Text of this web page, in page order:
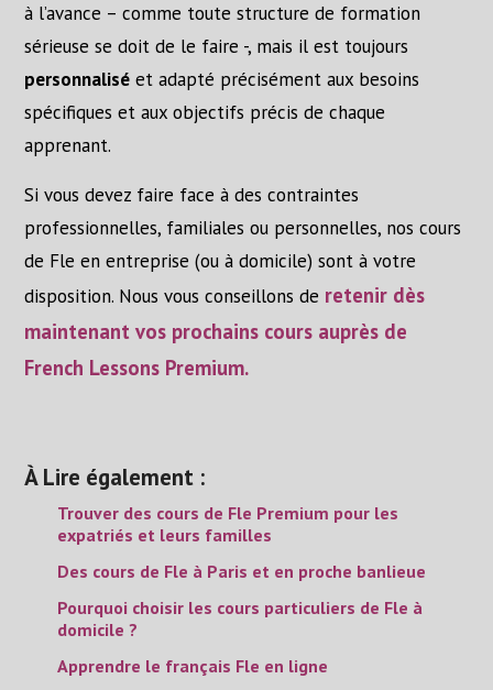
à l’avance – comme toute structure de formation
sérieuse se doit de le faire -, mais il est toujours
personnalisé et adapté précisément aux besoins
spécifiques et aux objectifs précis de chaque
apprenant.
Si vous devez faire face à des contraintes
professionnelles, familiales ou personnelles, nos cours
de Fle en entreprise (ou à domicile) sont à votre
disposition. Nous vous conseillons de retenir dès
maintenant vos prochains cours auprès de
French Lessons Premium.
À Lire également :
Trouver des cours de Fle Premium pour les
expatriés et leurs familles
Des cours de Fle à Paris et en proche banlieue
Pourquoi choisir les cours particuliers de Fle à
domicile ?
Apprendre le français Fle en ligne